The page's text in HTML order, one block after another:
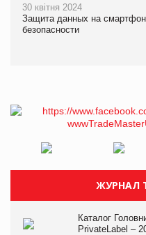
30 квітня 2024
Защита данных на
безопасности
ЖУРНАЛ
Каталог
PrivateLabel –